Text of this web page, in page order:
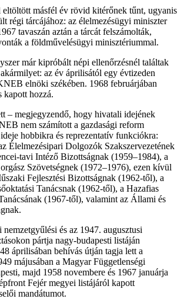
eltöltött másfél év rövid kitérőnek tűnt, ugyanis
régi tárcájához: az élelmezésügyi miniszter
tavaszán aztán a tárcát felszámolták,
a földművelésügyi minisztériummal.
már kipróbált népi ellenőrzésnél találtak
az év áprilisától egy évtizeden
elnöki székében. 1968 februárjában
kapott hozzá.
– megjegyzendő, hogy hivatali idejének
nem számított a gazdasági reform
hobbikra és reprezentatív funkciókra:
Élelmezésipari Dolgozók Szakszervezetének
tavi Intéző Bizottságnak (1959–1984), a
Szövetségnek (1972–1976), ezen kívül
Fejlesztési Bizottságnak (1962-től), a
Tanácsnak (1962-től), a Hazafias
(1967-től), valamint az Állami és
és az 1947. augusztusi
pártja nagy-budapesti listáján
áprilisában behívás útján tagja lett a
májusában a Magyar Függetlenségi
majd 1958 novembere és 1967 januárja
Fejér megyei listájáról kapott
mandátumot.